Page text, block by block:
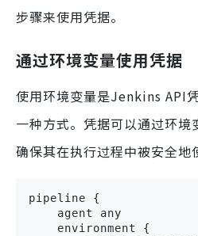
步骤来使用凭据。
通过环境变量使用凭据
使用环境变量是Jenkins API
一种方式。凭据可以通过环境
确保其在执行过程中被安全地
pipeline {
    agent any
    environment {